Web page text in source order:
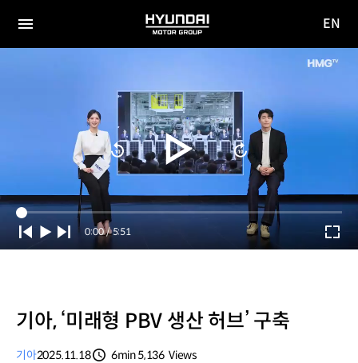
전체
HYUNDAI
MOTOR
사이
EN
Current
Time
0:00 / Duration
5:51
기아, ‘미래형 PBV 생산 허브’ 구축
기아2025.11.18
6min5,136 Views